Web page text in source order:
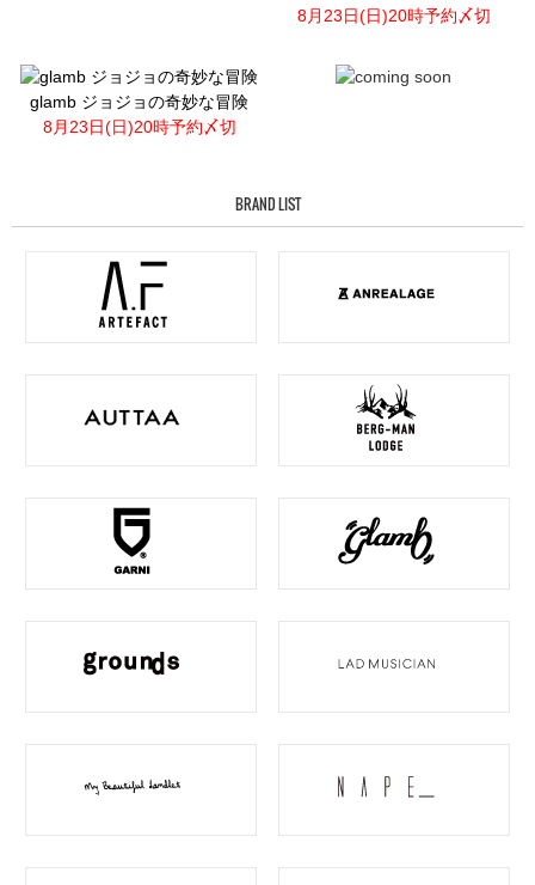
8月23日(日)20時予約〆切
glamb ジョジョの奇妙な冒険
8月23日(日)20時予約〆切
BRAND LIST